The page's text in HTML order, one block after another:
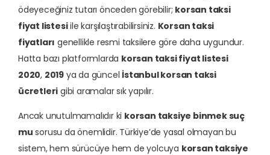
ödeyeceğiniz tutarı önceden görebilir; korsan taksi
fiyat listesiile karşılaştırabilirsiniz. Korsan taksi
fiyatları genellikle resmi taksilere göre daha uygundur.
Hatta bazı platformlarda korsan taksi fiyat listesi
2020, 2019 ya da güncelİstanbul korsan taksi
ücretleri gibi aramalar sık yapılır.
Ancak unutulmamalıdır ki korsan taksiye binmek suç
mu sorusu da önemlidir. Türkiye’de yasal olmayan bu
sistem, hem sürücüye hem de yolcuya korsan taksiye